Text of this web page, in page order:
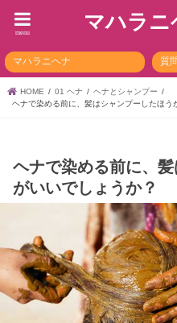
マハラニ
menu
マハラニヘナ 質
HOME 01 ヘナ
ヘナとシャンプー
ヘナで染める前に、髪はシャンプーしたほう
ヘナで染める前に、
がいいでしょうか？